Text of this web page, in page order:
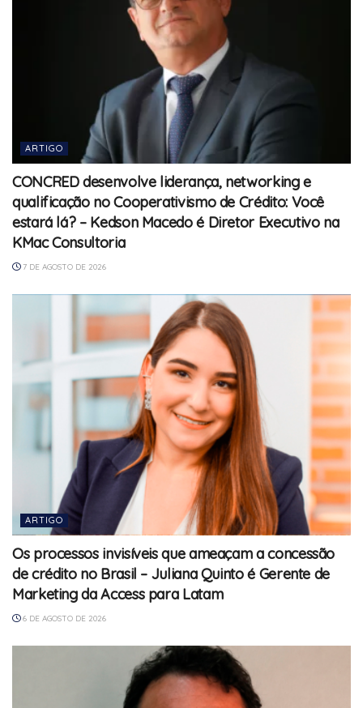
ARTIGO
CONCRED desenvolve liderança, networking e
qualificação no Cooperativismo de Crédito: Você
estará lá? – Kedson Macedo é Diretor Executivo na
KMac Consultoria
7 DE AGOSTO DE 2026
ARTIGO
Os processos invisíveis que ameaçam a concessão
de crédito no Brasil – Juliana Quinto é Gerente de
Marketing da Access para Latam
6 DE AGOSTO DE 2026